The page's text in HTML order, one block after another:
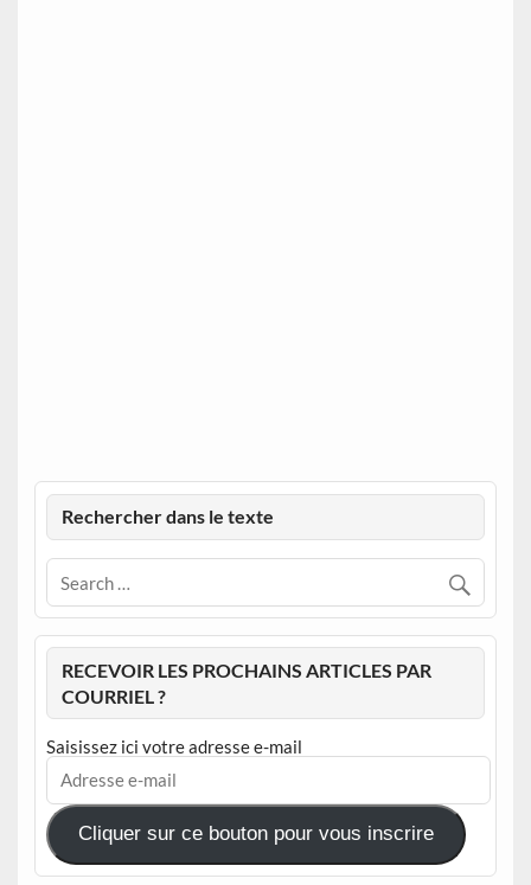
Rechercher dans le texte
RECEVOIR LES PROCHAINS ARTICLES PAR
COURRIEL ?
Saisissez ici votre adresse e-mail
Adresse
mail
Cliquer sur ce bouton pour vous inscrire